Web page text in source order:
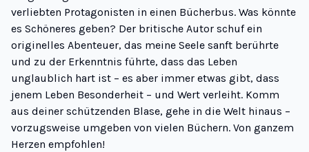
verliebten Protagonisten in einen Bücherbus. Was könnte
es Schöneres geben? Der britische Autor schuf ein
originelles Abenteuer, das meine Seele sanft berührte
und zu der Erkenntnis führte, dass das Leben
unglaublich hart ist – es aber immer etwas gibt, dass
jenem Leben Besonderheit – und Wert verleiht. Komm
aus deiner schützenden Blase, gehe in die Welt hinaus –
vorzugsweise umgeben von vielen Büchern. Von ganzem
Herzen empfohlen!